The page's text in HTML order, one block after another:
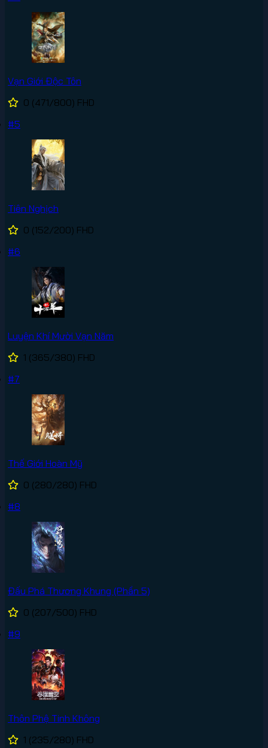
Vạn Giới Độc Tôn
0 (471/800) FHD
#5
Tiên Nghịch
0 (152/200) FHD
#6
Luyện Khí Mười Vạn Năm
1 (365/380) FHD
#7
Thế Giới Hoàn Mỹ
0 (280/280) FHD
#8
Đấu Phá Thương Khung (Phần 5)
0 (207/500) FHD
#9
Thôn Phệ Tinh Không
1 (235/280) FHD